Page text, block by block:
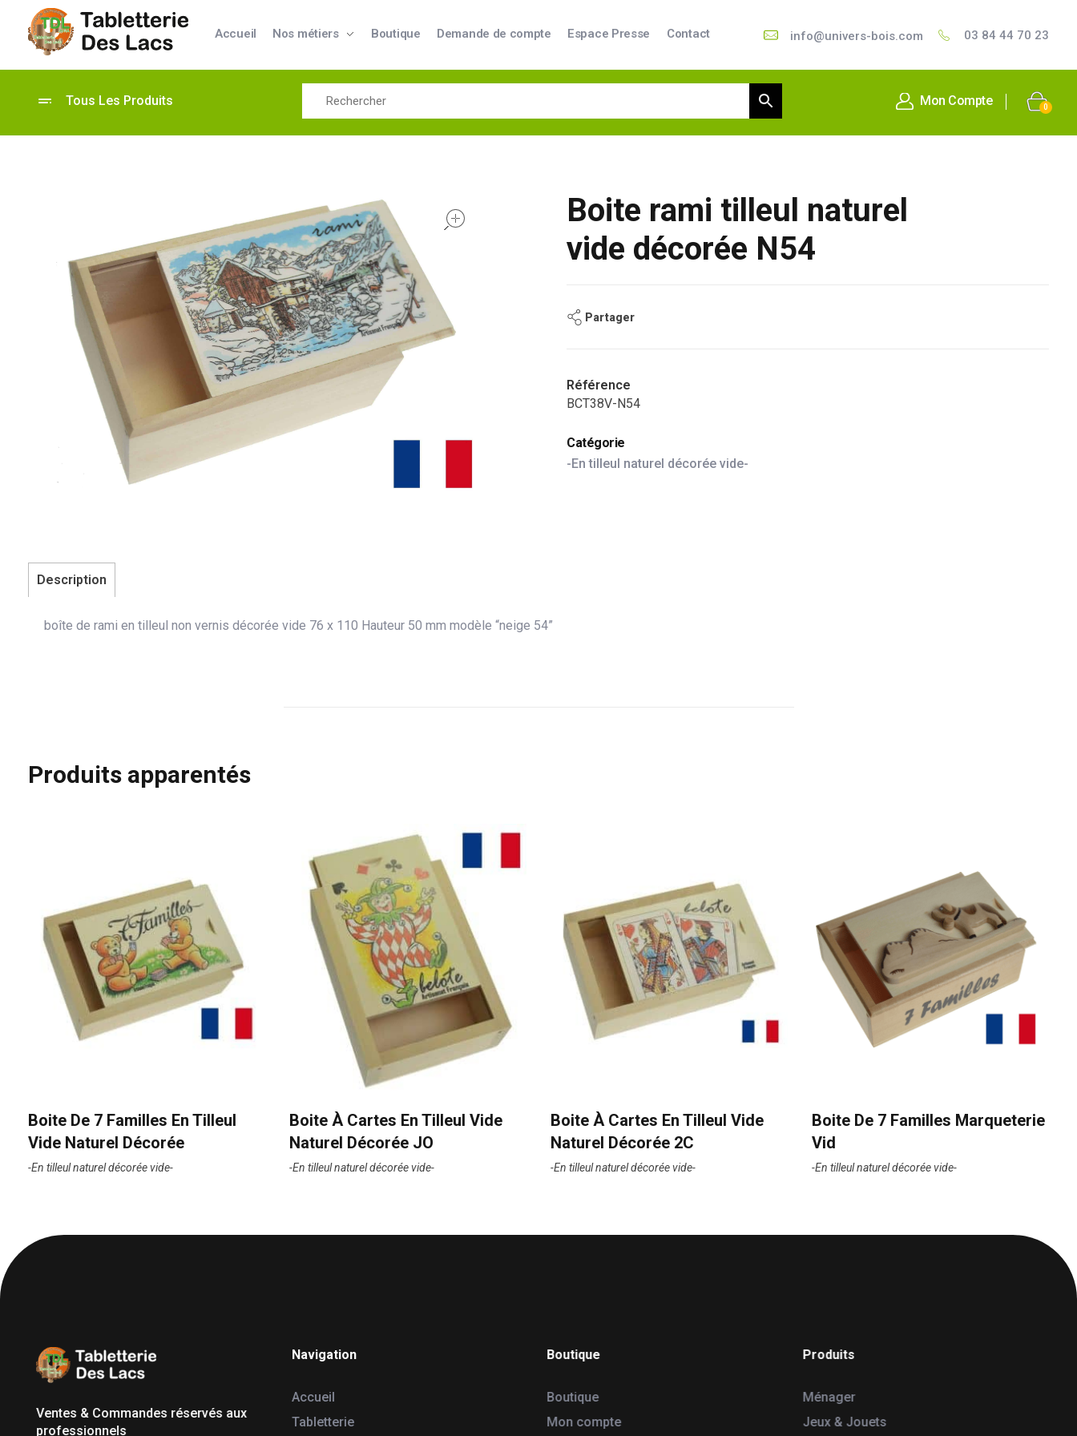
Tabletterie des Lacs
Accueil Nos métiers Boutique Demande de compte Espace Presse Contact info@univers-bois.com 03 84 44 70 23
Tous Les Produits Mon Compte 0
Boite rami tilleul naturel
vide décorée N54
Partager
Référence
BCT38V-N54
Catégorie
-En tilleul naturel décorée vide-
Description
boîte de rami en tilleul non vernis décorée vide 76 x 110 Hauteur 50 mm modèle “neige 54”
Produits apparentés
Boite De 7 Familles En Tilleul
Vide Naturel Décorée
-En tilleul naturel décorée vide-
Boite À Cartes En Tilleul Vide
Naturel Décorée JO
-En tilleul naturel décorée vide-
Boite À Cartes En Tilleul Vide
Naturel Décorée 2C
-En tilleul naturel décorée vide-
Boite De 7 Familles Marqueterie
Vid
-En tilleul naturel décorée vide-
Ventes & Commandes réservés aux
professionnels
Navigation
Accueil
Tabletterie
Boutique
Boutique
Mon compte
Produits
Ménager
Jeux & Jouets